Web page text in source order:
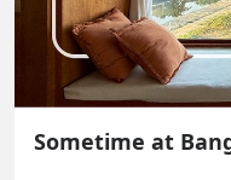
Sometime at